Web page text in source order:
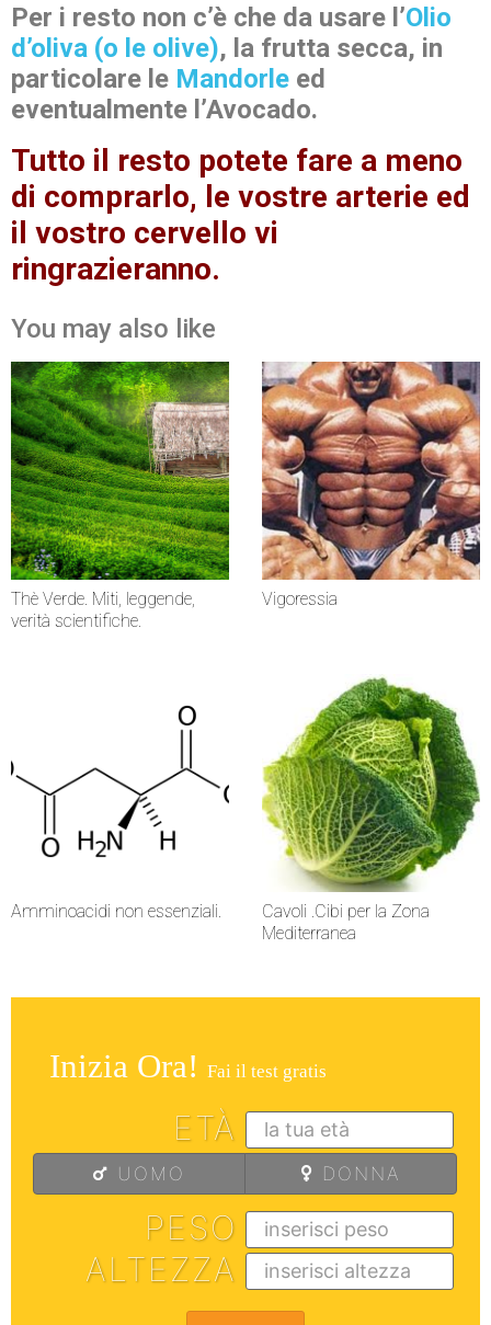
Per i resto non c’è che da usare l’Olio
d’oliva (o le olive), la frutta secca, in
particolare le Mandorle ed
eventualmente l’Avocado.
Tutto il resto potete fare a meno
di comprarlo, le vostre arterie ed
il vostro cervello vi
ringrazieranno.
You may also like
Thè Verde. Miti, leggende,
verità scientifiche.
Vigoressia
Amminoacidi non essenziali.
Cavoli .Cibi per la Zona
Mediterranea
Inizia Ora! Fai il test gratis
ETÀ
UOMO DONNA
PESO
ALTEZZA